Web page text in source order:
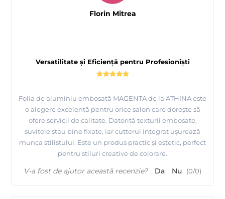
Versatilitate și Eficiență pentru Profesioniști
Folia de aluminiu embosată MAGENTA de la ATHINA este
o alegere excelentă pentru orice salon care dorește să
ofere servicii de calitate. Datorită texturii embosate,
suvitele stau bine fixate, iar cutterul integrat ușurează
munca stilistului. Este un produs practic și estetic, perfect
pentru stiluri creative de colorare.
Florin Mitrea
V-a fost de ajutor această recenzie? Da Nu (0/0)